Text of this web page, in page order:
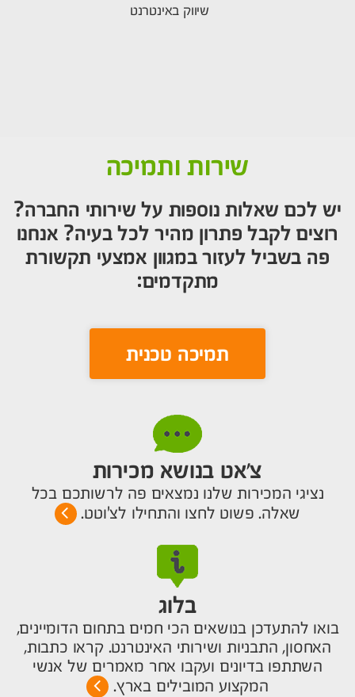
שיווק באינטרנט
שירות ותמיכה
יש לכם שאלות נוספות על שירותי החברה?
רוצים לקבל פתרון מהיר לכל בעיה? אנחנו
פה בשביל לעזור במגוון אמצעי תקשורת
מתקדמים:
תמיכה טכנית
צ’אט בנושא מכירות
נציגי המכירות שלנו נמצאים פה לרשותכם בכל
שאלה. פשוט לחצו והתחילו לצ'וטט.
בלוג
בואו להתעדכן בנושאים הכי חמים בתחום הדומיינים,
האחסון, התבניות ושירותי האינטרנט. קראו כתבות,
השתתפו בדיונים ועקבו אחר מאמרים של אנשי
המקצוע המובילים בארץ.